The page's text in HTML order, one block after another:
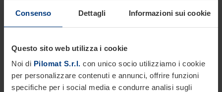
Consenso Dettagli Informazioni sui cookie
Questo sito web utilizza i cookie
Noi di Pilomat S.r.l. con unico socio utilizziamo i cookie
per personalizzare contenuti e annunci, offrire funzioni
specifiche per i social media e condurre analisi sugli